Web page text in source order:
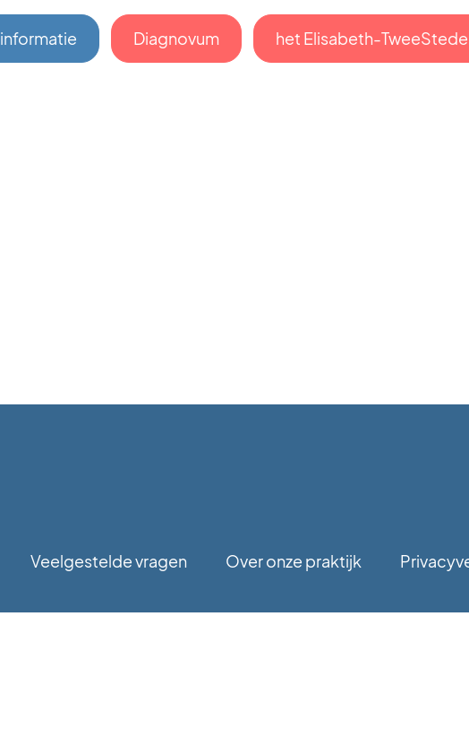
Diagnovum het Elisabeth-
Veelgestelde vragen Over onze praktijk